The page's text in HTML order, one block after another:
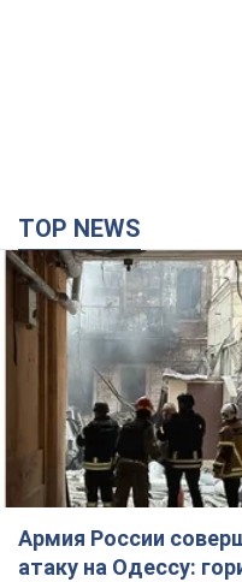
TOP NEWS
Армия России
атаку на Одессу: